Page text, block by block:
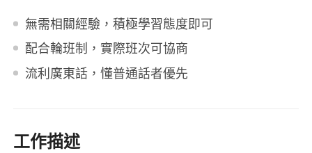
無需相關經驗，積極學習態度即可
配合輪班制，實際班次可協商
流利廣東話，懂普通話者優先
工作描述